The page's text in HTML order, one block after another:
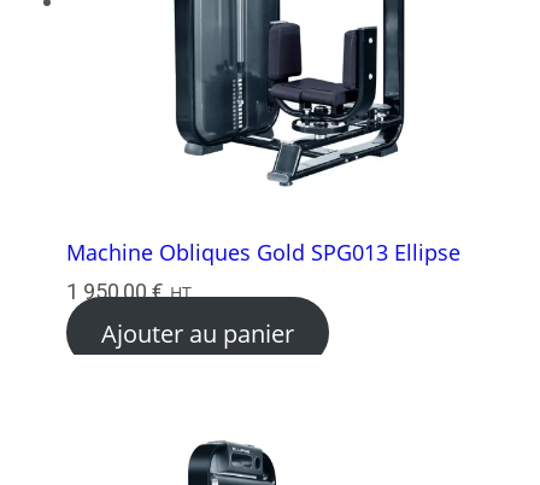
Machine Obliques Gold SPG013 Ellipse
1 950,00€ HT
Ajouter au panier